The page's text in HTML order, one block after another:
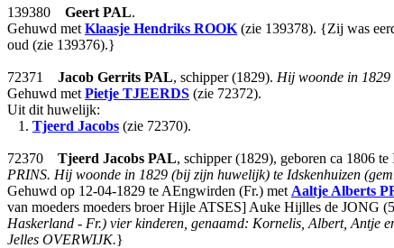
139380 Geert PAL.
Gehuwd met Klaasje Hendriks ROOK (zie 139378). {Zij was
oud (zie 139376).}
72371 Jacob Gerrits PAL, schipper (1829). Hij woonde in 1829
Gehuwd met Pietje TJEERDS (zie 72372).
Uit dit huwelijk:
1. Tjeerd Jacobs (zie 72370).
72370 Tjeerd Jacobs PAL, schipper (1829), geboren ca 1806
PRINS. Hij woonde in 1829 (bij zijn huwelijk) te Idskenhuizen
Gehuwd op 12-04-1829 te AEngwirden (Fr.) met Aaltje Alberts
van moeders moeders broer Hijle ATSES] Auke Hijlles de JONG
Haskerland - Fr.) vier kinderen, genaamd: Kornelis, Albert, Antje
Jelles OVERWIJK.}